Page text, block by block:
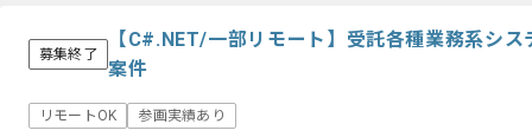
募集終了
【C#.NET/一部リモート】受託各種業務系シ
案件
リモートOK 参画実績あり